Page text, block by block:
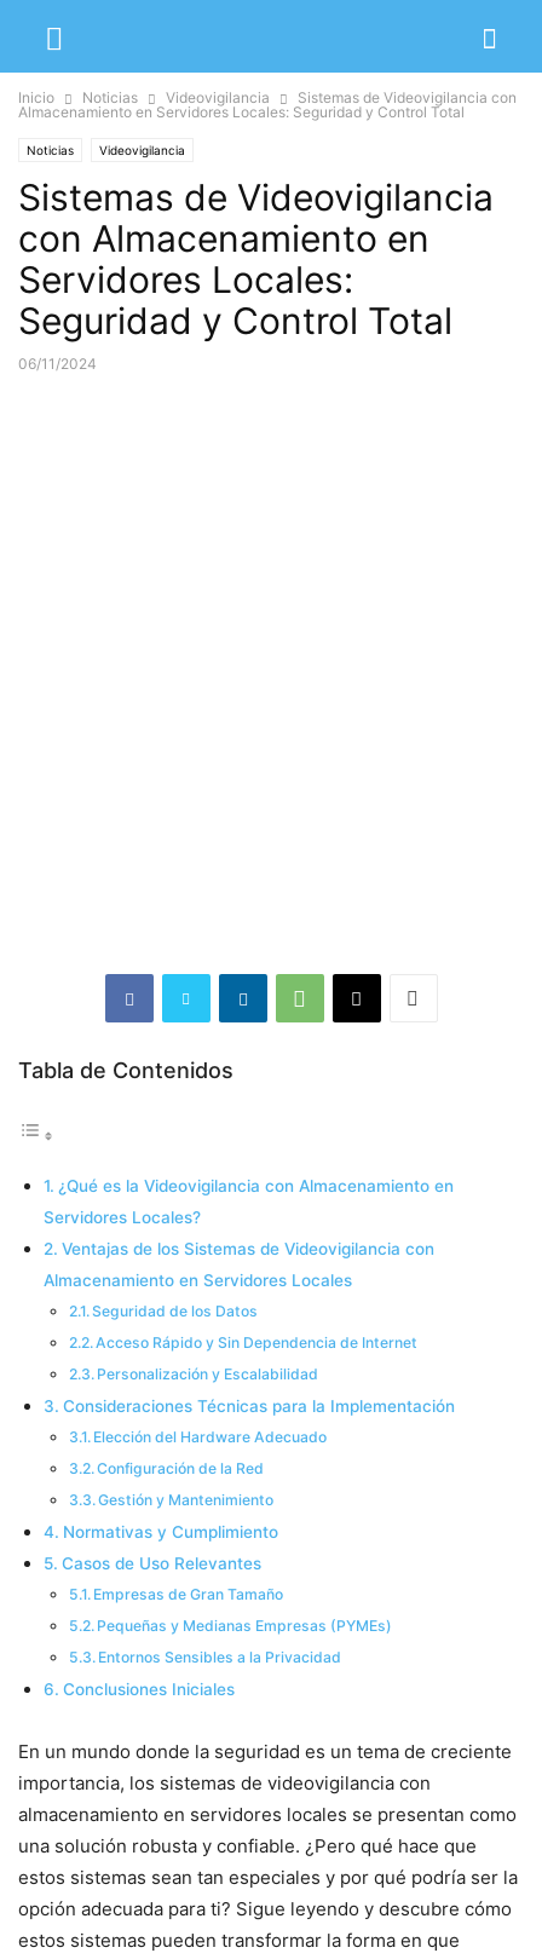
Inicio Noticias Videovigilancia
Sistemas de Videovigilancia con
Almacenamiento en Servidores Locales: Seguridad y Control Total
Noticias Videovigilancia
Sistemas de Videovigilancia
con Almacenamiento en
Servidores Locales:
Seguridad y Control Total
06/11/2024
Tabla de Contenidos
¿Qué es la Videovigilancia con Almacenamiento en
Servidores Locales?
Ventajas de los Sistemas de Videovigilancia con
Almacenamiento en Servidores Locales
Seguridad de los Datos
Acceso Rápido y Sin Dependencia de Internet
Personalización y Escalabilidad
Consideraciones Técnicas para la Implementación
Elección del Hardware Adecuado
Configuración de la Red
Gestión y Mantenimiento
Normativas y Cumplimiento
Casos de Uso Relevantes
Empresas de Gran Tamaño
Pequeñas y Medianas Empresas (PYMEs)
Entornos Sensibles a la Privacidad
Conclusiones Iniciales
En un mundo donde la seguridad es un tema de creciente
importancia, los sistemas de videovigilancia con
almacenamiento en servidores locales se presentan como
una solución robusta y confiable. ¿Pero qué hace que
estos sistemas sean tan especiales y por qué podría ser la
opción adecuada para ti? Sigue leyendo y descubre cómo
estos sistemas pueden transformar la forma en que